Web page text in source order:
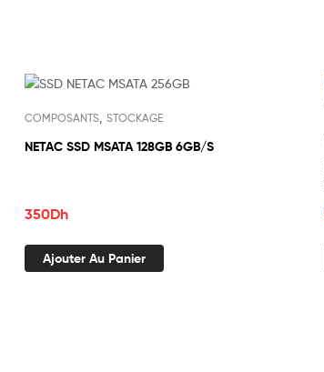
COMPOSANTS STOCKAGE
NETAC SSD MSATA 128GB 6GB/S
350Dh
Ajouter Au Panier